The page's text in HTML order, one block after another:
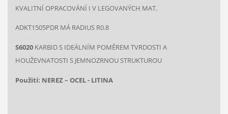
KVALITNÍ OPRACOVÁNÍ I V LEGOVANÝCH MAT.
ADKT1505PDR MÁ RADIUS R0.8
S6020 KARBID S IDEÁLNÍM POMĚREM TVRDOSTI A
HOUŽEVNATOSTI S JEMNOZRNOU STRUKTUROU
Použití: NEREZ – OCEL - LITINA